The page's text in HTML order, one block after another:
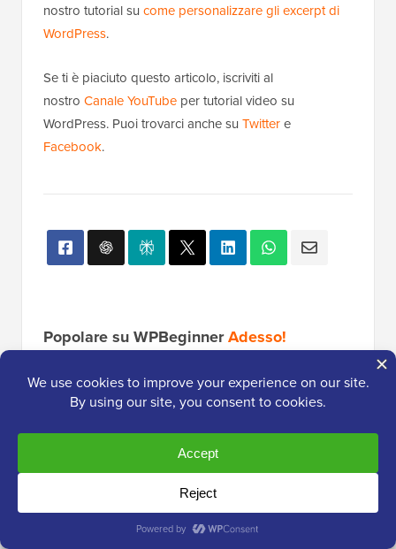
nostro tutorial su come personalizzare gli excerpt di
WordPress.
Se ti è piaciuto questo articolo, iscriviti al
nostro Canale YouTube per tutorial video su
WordPress. Puoi trovarci anche su Twittere
Facebook.
Popolare su WPBeginnerAdesso!
Come risolvere l'errore di
connessione al database in
13 cose che DEVI fare prima di
cambiare tema WordPress